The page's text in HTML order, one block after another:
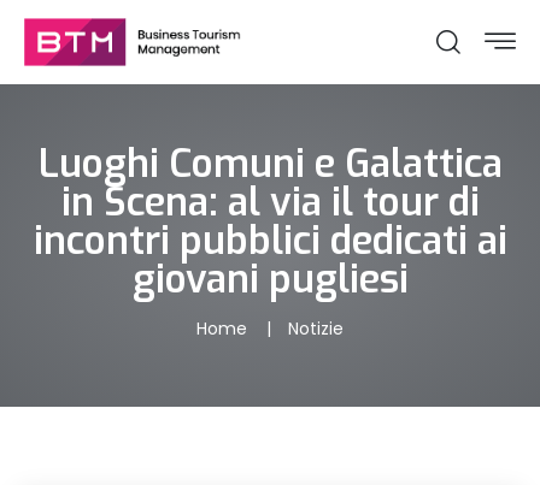
Luoghi Comuni e Galattica
in Scena: al via il tour di
incontri pubblici dedicati ai
giovani pugliesi
Home Notizie